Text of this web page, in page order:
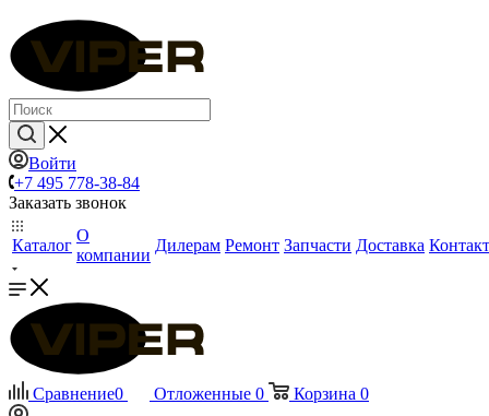
Войти
+7 495 778-38-84
Заказать звонок
Каталог
О
компании
Дилерам Ремонт Запчасти Доставка
Сравнение0 Отложенные 0 Корзина 0